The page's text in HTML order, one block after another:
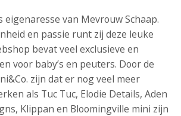
eigenaresse van Mevrouw Schaap.
en passie runt zij deze leuke
bevat veel exclusieve en
voor baby’s en peuters. Door de
zijn dat er nog veel meer
als Tuc Tuc, Elodie Details, Aden
Klippan en Bloomingville mini zijn